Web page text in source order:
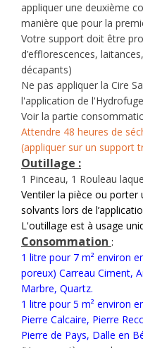
appliquer une deuxième
manière que pour la
Votre support doit être
d’efflorescences,
décapants)
Ne pas appliquer la Cire
l'application de
Voir la partie
Attendre 48 heures de
(appliquer sur un support
Outillage :
1 Pinceau, 1 Rouleau
Ventiler la pièce ou
solvants lors de
L'outillage est à usage
Consommation :
1 litre pour 7 m² environ
poreux) Carreau Ciment,
Marbre, Quartz.
1 litre pour 5 m² environ
Pierre Calcaire, Pierre
Pierre de Pays, Dalle en